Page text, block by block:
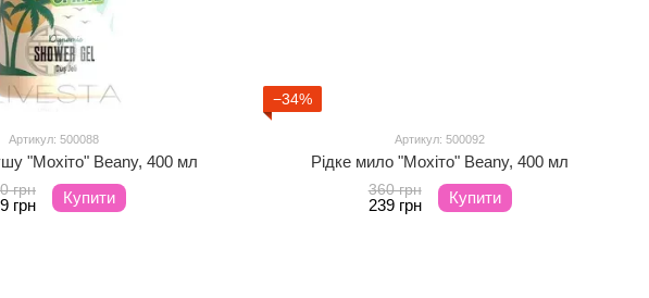
Артикул: 500088
"Мохіто" Beany, 400 мл
грн
грн Купити
−34%
Артикул: 500092
Рідке мило "Мохіто" Beany, 400 мл
360 грн
239 грн Купити